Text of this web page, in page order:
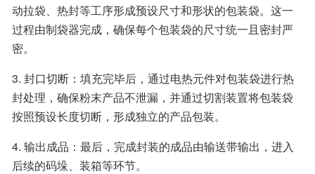
动拉袋、热封等工序形成预设尺寸和形状的包装袋。这一
过程由制袋器完成，确保每个包装袋的尺寸统一且密封严
密。
3. 封口切断：填充完毕后，通过电热元件对包装袋进行热
封处理，确保粉末产品不泄漏，并通过切割装置将包装袋
按照预设长度切断，形成独立的产品包装。
4. 输出成品：最后，完成封装的成品由输送带输出，进入
后续的码垛、装箱等环节。